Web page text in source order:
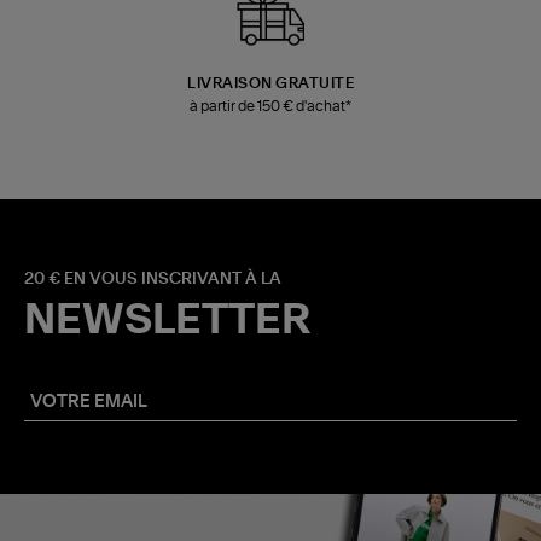
LIVRAISON GRATUITE
à partir de 150 € d'achat*
20 € EN VOUS INSCRIVANT À LA
NEWSLETTER